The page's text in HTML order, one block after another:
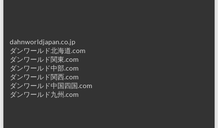
dahnworldjapan.co.jp
ダンワールド北海道.com
ダンワールド関東.com
ダンワールド中部.com
ダンワールド関西.com
ダンワールド中国四国.com
ダンワールド九州.com